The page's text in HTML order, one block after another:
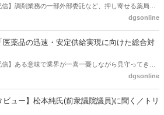
信】調剤業務の一部外部委託など、押し寄せる薬局業
の波。この規制改革の波を薬局業界はどう受け止めた
。本紙ではこうした問題について、厚労省「薬局薬剤
の機能に関するワーキンググループ」に参考人とし
たイイジマ薬局（長野県上田市）開設者である飯島裕
dgsonline
医薬品の迅速・安定供給実現に向けた総合対
信】ある意味で業界が一喜一憂しながら見守ってきた
の迅速・安定供給実現に向けた総合対策に関する有識
られた。ドラビズon-lineでは検討会を総括する目的で
薬産業振興・医療情報企画課長（医薬産業振興・医療
dgsonline
ビュー】松本純氏(前衆議院議員)に聞く／トリ